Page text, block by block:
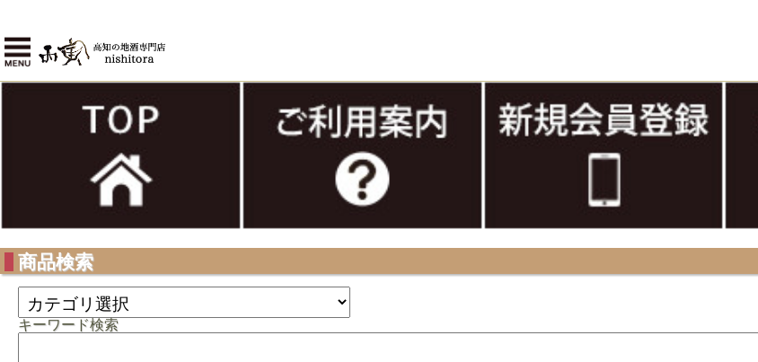
商品検索
キーワード検索